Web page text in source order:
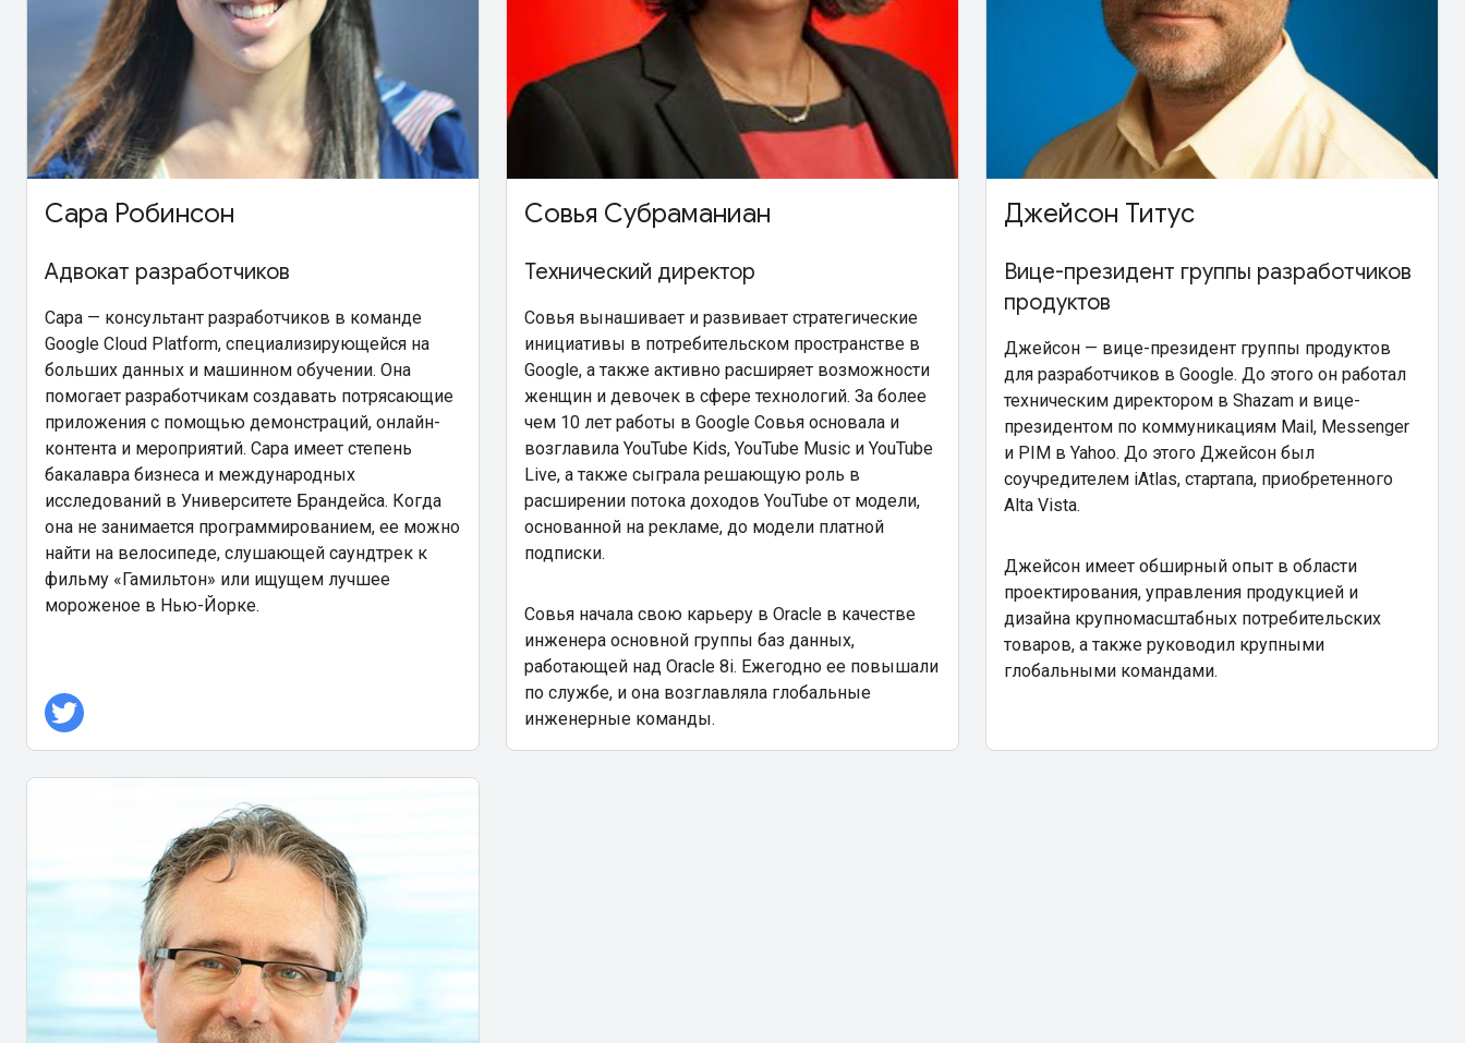
Сара Робинсон
Адвокат разработчиков
Сара — консультант разработчиков в команде
Google Cloud Platform, специализирующейся на
больших данных и машинном обучении. Она
помогает разработчикам создавать потрясающие
приложения с помощью демонстраций, онлайн-
контента и мероприятий. Сара имеет степень
бакалавра бизнеса и международных
исследований в Университете Брандейса. Когда
она не занимается программированием, ее можно
найти на велосипеде, слушающей саундтрек к
фильму «Гамильтон» или ищущем лучшее
мороженое в Нью-Йорке.
Совья Субраманиан
Технический директор
Совья вынашивает и развивает стратегические
инициативы в потребительском пространстве в
Google, а также активно расширяет возможности
женщин и девочек в сфере технологий. За более
чем 10 лет работы в Google Совья основала и
возглавила YouTube Kids, YouTube Music и YouTube
Live, а также сыграла решающую роль в
расширении потока доходов YouTube от модели,
основанной на рекламе, до модели платной
подписки.
Совья начала свою карьеру в Oracle в качестве
инженера основной группы баз данных,
работающей над Oracle 8i. Ежегодно ее повышали
по службе, и она возглавляла глобальные
инженерные команды.
Джейсон Титус
Вице-президент группы разработчиков
продуктов
Джейсон — вице-президент группы продуктов
для разработчиков в Google. До этого он работал
техническим директором в Shazam и вице-
президентом по коммуникациям Mail, Messenger
и PIM в Yahoo. До этого Джейсон был
соучредителем iAtlas, стартапа, приобретенного
Alta Vista.
Джейсон имеет обширный опыт в области
проектирования, управления продукцией и
дизайна крупномасштабных потребительских
товаров, а также руководил крупными
глобальными командами.